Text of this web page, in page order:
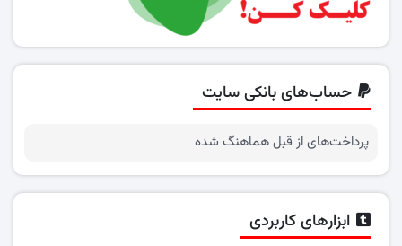
حساب‌های بانکی سایت
پرداخت‌های از قبل هماهنگ شده
ابزارهای کاربردی